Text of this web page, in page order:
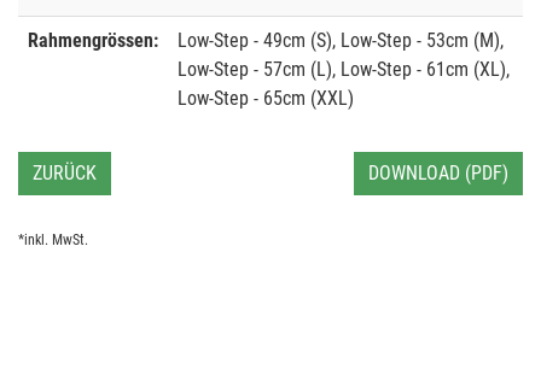
Rahmengrössen:
Low-Step - 49cm (S), Low-Step - 53cm (M),
Low-Step - 57cm (L), Low-Step - 61cm (XL),
Low-Step - 65cm (XXL)
ZURÜCK DOWNLOAD (PDF)
*inkl. MwSt.